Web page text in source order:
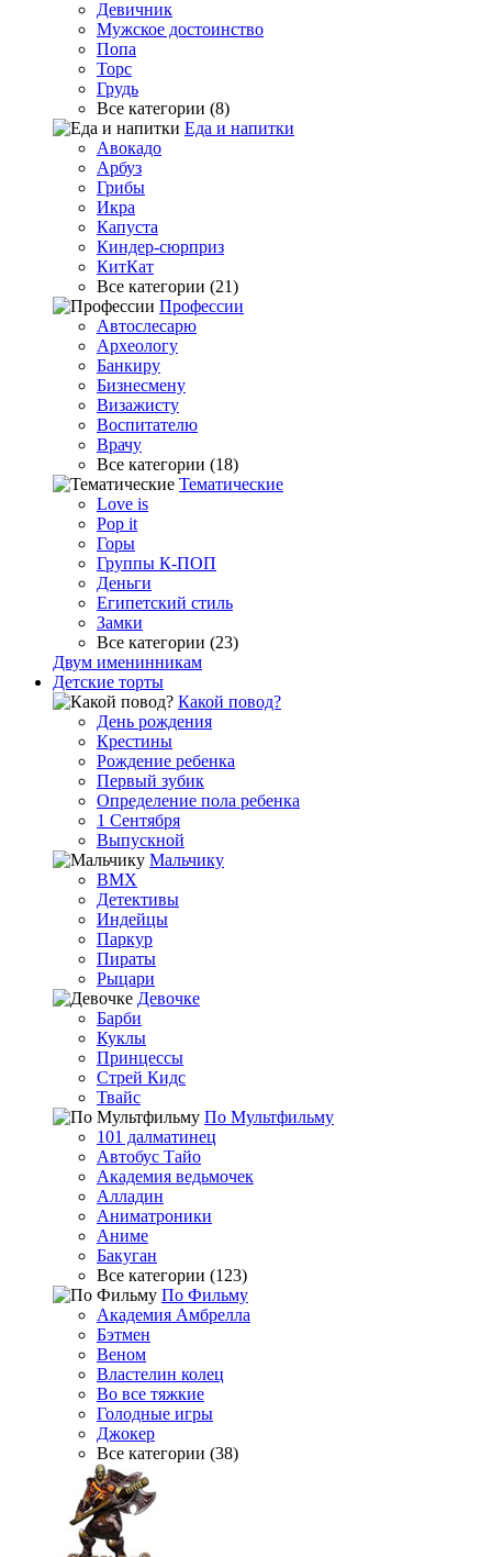
Девичник
Мужское достоинство
Попа
Торс
Грудь
Все категории (8)
Еда и напитки
Авокадо
Арбуз
Грибы
Икра
Капуста
Киндер-сюрприз
КитКат
Все категории (21)
Профессии
Автослесарю
Археологу
Банкиру
Бизнесмену
Визажисту
Воспитателю
Врачу
Все категории (18)
Тематические
Love is
Pop it
Горы
Группы К-ПОП
Деньги
Египетский стиль
Замки
Все категории (23)
Двум именинникам
Детские торты
Какой повод?
День рождения
Крестины
Рождение ребенка
Первый зубик
Определение пола ребенка
1 Сентября
Выпускной
Мальчику
BMX
Детективы
Индейцы
Паркур
Пираты
Рыцари
Девочке
Барби
Куклы
Принцессы
Стрей Кидс
Твайс
По Мультфильму
101 далматинец
Автобус Тайо
Академия ведьмочек
Алладин
Аниматроники
Аниме
Бакуган
Все категории (123)
По Фильму
Академия Амбрелла
Бэтмен
Веном
Властелин колец
Во все тяжкие
Голодные игры
Джокер
Все категории (38)